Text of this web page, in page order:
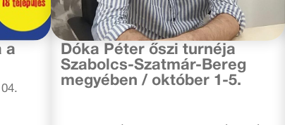
a
2018. október 4.
Dóka Péter őszi turnéja
Szabolcs-Szatmár-Bereg
megyében / október 1-5.